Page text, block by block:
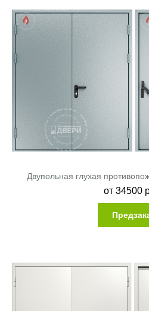
Двупольная глухая
от34500